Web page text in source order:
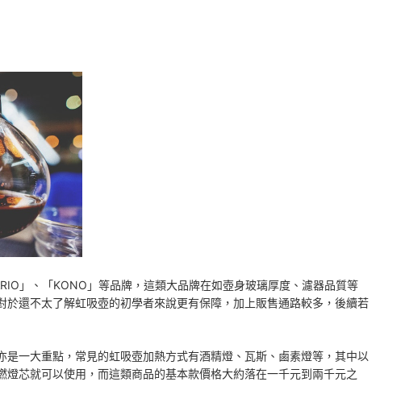
」、「KONO」等品牌，這類大品牌在如壺身玻璃厚度、濾器品質等
於還不太了解虹吸壺的初學者來說更有保障，加上販售通路較多，後續若
是一大重點，常見的虹吸壺加熱方式有酒精燈、瓦斯、鹵素燈等，其中以
芯就可以使用，而這類商品的基本款價格大約落在一千元到兩千元之